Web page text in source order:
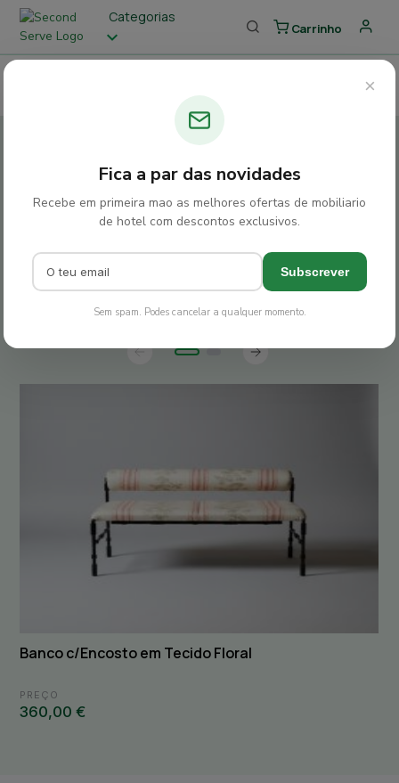
×
Fica a par das novidades
Recebe em primeira mao as melhores ofertas de mobiliario
de hotel com descontos exclusivos.
Subscrever
Sem spam. Podes cancelar a qualquer momento.
Categorias
Carrinho
Sale do Infante Sagres!
A Garage Sale que reúne peças de design com
história, provenientes de um dos hotéis mais
icónicos do Porto.
Explorar Produtos
Banco c/Encosto em Tecido Floral
PREÇO
360,00 €
Next